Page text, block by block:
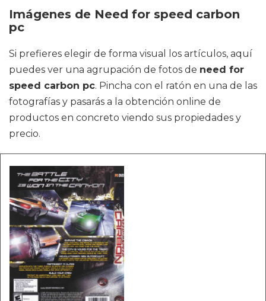
Imágenes de Need for speed carbon
pc
Si prefieres elegir de forma visual los artículos, aquí
puedes ver una agrupación de fotos de need for
speed carbon pc. Pincha con el ratón en una de las
fotografías y pasarás a la obtención online de
productos en concreto viendo sus propiedades y
precio.